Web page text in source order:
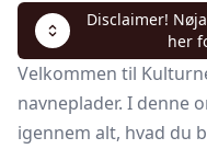
Disclaimer!
her
Velkommen til
navneplader. I denne
igennem alt, hvad du